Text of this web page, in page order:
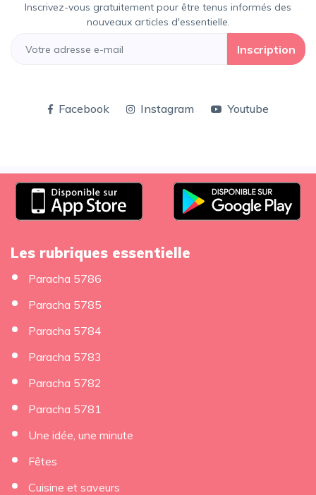
Inscrivez-vous gratuitement pour être tenus informés des
nouveaux articles d'essentielle.
Inscription
Facebook Instagram Youtube
Les rubriques essentielle
Paracha 5786
Paracha 5785
Paracha 5784
Paracha 5783
Paracha 5782
Paracha 5781
Une idée, une minute
Fêtes
Cuisine et saveurs